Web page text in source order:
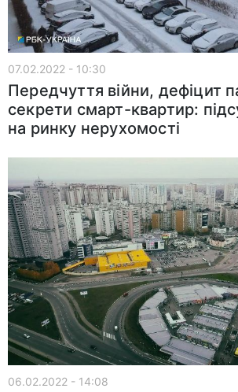
07.02.2022 - 10:30
Передчуття війни, дефіцит
секрети смарт-квартир:
на ринку нерухомості
06.02.2022 - 14:08